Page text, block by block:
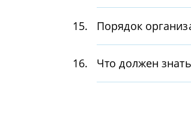
15. Порядок
16. Что должен